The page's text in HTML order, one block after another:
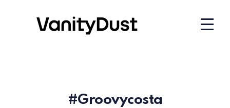
Groovycosta